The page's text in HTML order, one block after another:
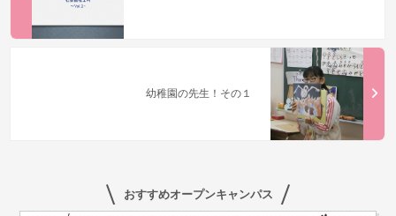
幼稚園の先生！その１
おすすめオープンキャンパス